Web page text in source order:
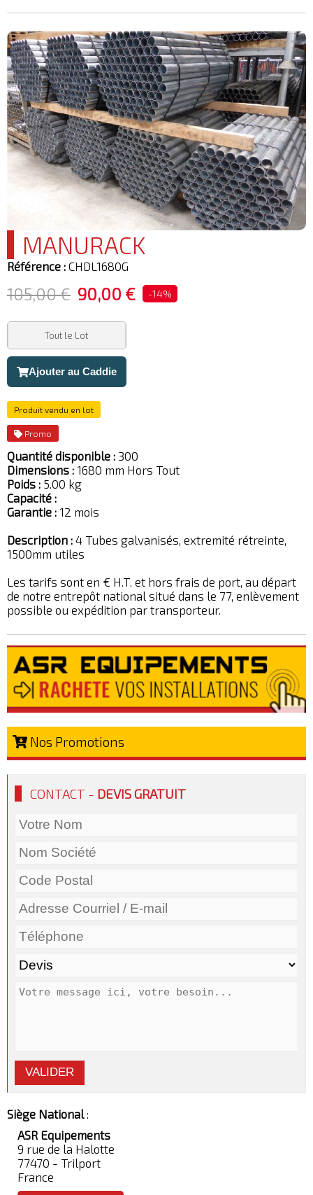
MANURACK
Référence : CHDL1680G
105,00 € 90,00 € -14%
Tout le Lot
Ajouter au Caddie
Produit vendu en lot
Promo
Quantité disponible : 300
Dimensions : 1680 mm Hors Tout
Poids : 5.00 kg
Capacité :
Garantie : 12 mois
Description : 4 Tubes galvanisés, extremité rétreinte,
1500mm utiles
Les tarifs sont en € H.T. et hors frais de port, au départ
de notre entrepôt national situé dans le 77, enlèvement
possible ou expédition par transporteur.
Nos Promotions
CONTACT - DEVIS GRATUIT
VALIDER
Siège National :
ASR Equipements
9 rue de la Halotte
77470 - Trilport
France